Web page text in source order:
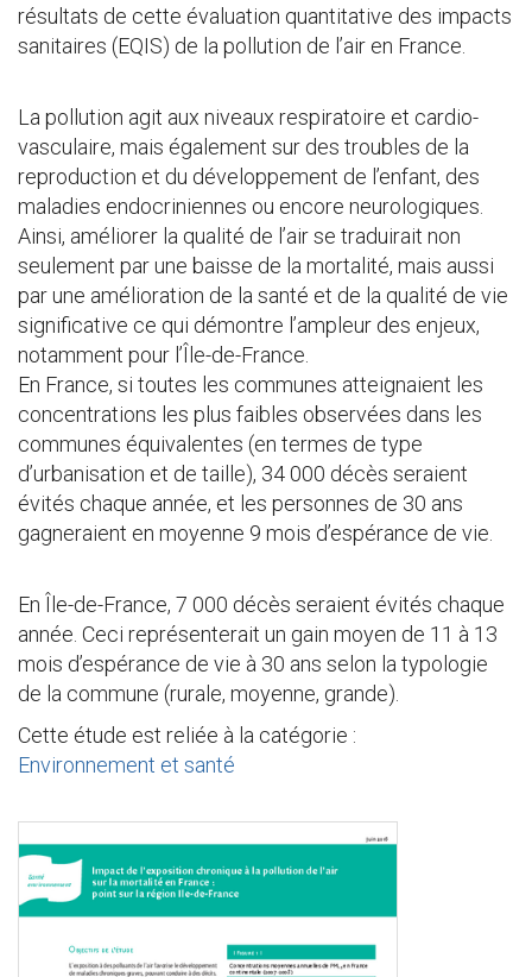
résultats de cette évaluation quantitative des impacts
sanitaires (EQIS) de la pollution de l’air en France.
La pollution agit aux niveaux respiratoire et cardio-
vasculaire, mais également sur des troubles de la
reproduction et du développement de l’enfant, des
maladies endocriniennes ou encore neurologiques.
Ainsi, améliorer la qualité de l’air se traduirait non
seulement par une baisse de la mortalité, mais aussi
par une amélioration de la santé et de la qualité de vie
significative ce qui démontre l’ampleur des enjeux,
notamment pour l’Île-de-France.
En France, si toutes les communes atteignaient les
concentrations les plus faibles observées dans les
communes équivalentes (en termes de type
d’urbanisation et de taille), 34 000 décès seraient
évités chaque année, et les personnes de 30 ans
gagneraient en moyenne 9 mois d’espérance de vie.
En Île-de-France, 7 000 décès seraient évités chaque
année. Ceci représenterait un gain moyen de 11 à 13
mois d’espérance de vie à 30 ans selon la typologie
de la commune (rurale, moyenne, grande).
Cette étude est reliée à la catégorie :
Environnement et santé